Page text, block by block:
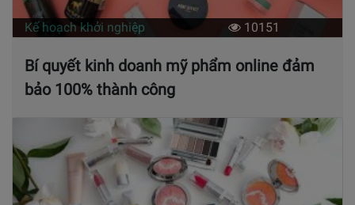
Kế hoạch khởi nghiệp 10151
Bí quyết kinh doanh mỹ phẩm online đảm
bảo 100% thành công